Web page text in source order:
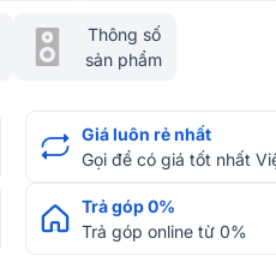
Thông số
sản phẩm
Giá luôn rẻ nhất
Gọi để có giá tốt nhất
Trả góp 0%
Trả góp online từ 0%